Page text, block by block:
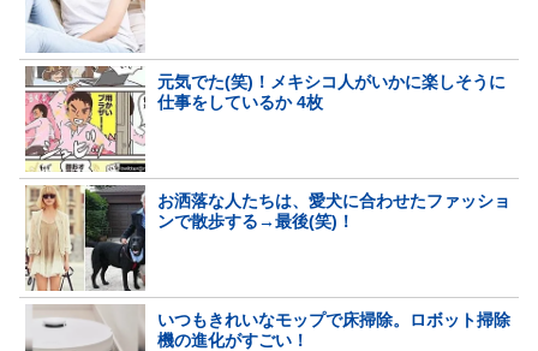
元気でた(笑)！メキシコ人がいかに楽しそうに
仕事をしているか 4枚
お洒落な人たちは、愛犬に合わせたファッショ
ンで散歩する→最後(笑)！
いつもきれいなモップで床掃除。ロボット掃除
機の進化がすごい！